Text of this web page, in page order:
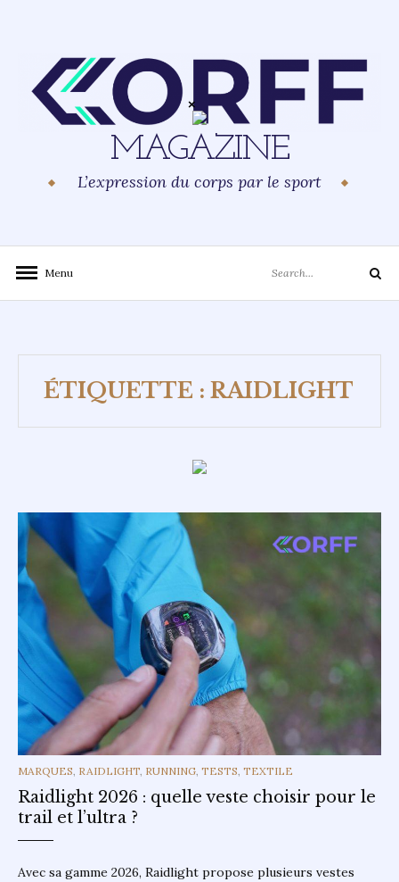
MAGAZINE
L’expression du corps par le sport
Menu
for:
Search
ÉTIQUETTE : RAIDLIGHT
CATEGORIES
MARQUES RAIDLIGHT RUNNING TESTS TEXTILE
Raidlight 2026 : quelle veste choisir pour le
trail et l’ultra ?
Avec sa gamme 2026, Raidlight propose plusieurs vestes